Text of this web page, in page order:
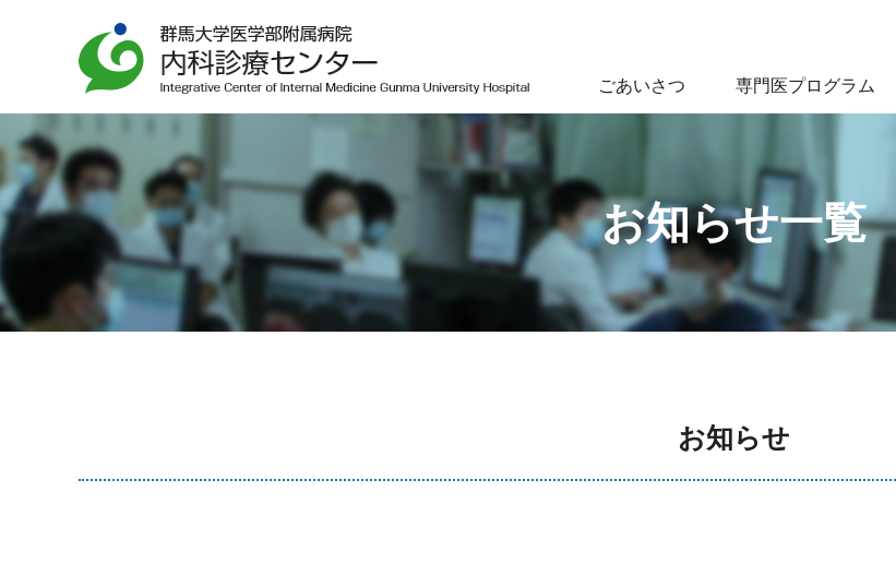
ごあいさつ 専門医プログラム
お知らせ一覧
お知らせ